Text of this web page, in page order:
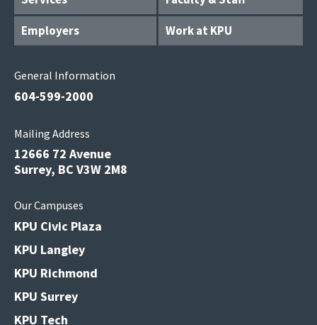
Employers
Work at KPU
General Information
604-599-2000
Mailing Address
12666 72 Avenue
Surrey, BC V3W 2M8
Our Campuses
KPU Civic Plaza
KPU Langley
KPU Richmond
KPU Surrey
KPU Tech